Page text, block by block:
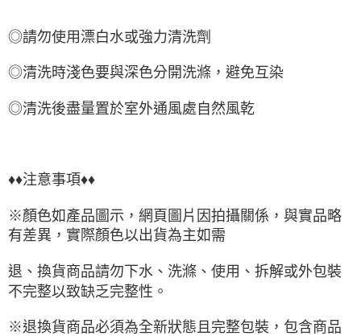
◎請勿使用漂白水或強力清洗劑
◎清洗時淺色要與深色分開洗滌，避免互染
◎清洗後盡量置於室外通風處自然風乾
♦♦注意事項♦♦
※顏色如產品圖示，網頁圖片因拍攝關係，與實品略
有差異，實際顏色以出貨為主如需
退、換貨商品請勿下水、洗滌、使用、拆解或外包裝
不完整以致缺乏完整性。
※退換貨商品必須為全新狀態且完整包裝，包含商品